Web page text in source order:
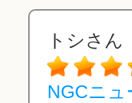
トシさん
NGCニ